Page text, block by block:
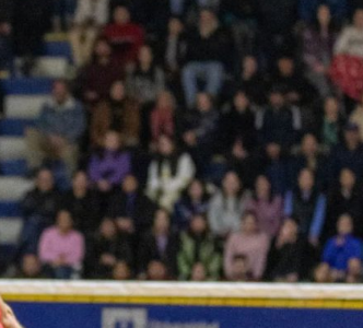
Columnas
Música Clásica
Especiales
Archivo Sonoro